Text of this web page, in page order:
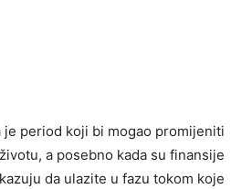
je period koji bi mogao promijeniti
a posebno kada su finansije
da ulazite u fazu tokom koje